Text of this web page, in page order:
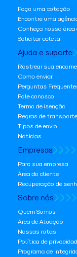
Faça uma cotação
Encontre uma
Conheça nossa
Solicitar coleta
Ajuda e suporte
Rastrear sua
Como enviar
Perguntas
Fale conosco
Termo de isenção
Regras de transporte
Tipos de envio
Notícias
Empresas
Para sua empresa
Área do cliente
Recuperação de
Sobre nós
Quem Somos
Área de Atuação
Nossas rotas
Política de
Programa de